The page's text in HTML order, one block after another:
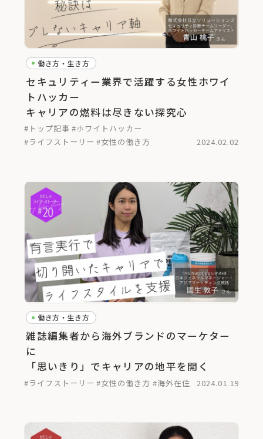
働き方・生き方
セキュリティー業界で活躍する女性ホワイ
トハッカー
キャリアの燃料は尽きない探究心
#トップ記事 #ホワイトハッカー
#ライフストーリー #女性の働き方 2024.02.02
働き方・生き方
雑誌編集者から海外ブランドのマーケター
に
「思いきり」でキャリアの地平を開く
#ライフストーリー #女性の働き方 #海外在住 2024.01.19